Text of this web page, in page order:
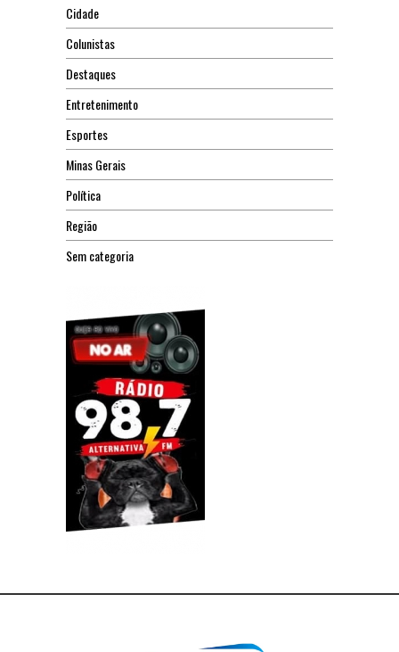
Cidade
Colunistas
Destaques
Entretenimento
Esportes
Minas Gerais
Política
Região
Sem categoria